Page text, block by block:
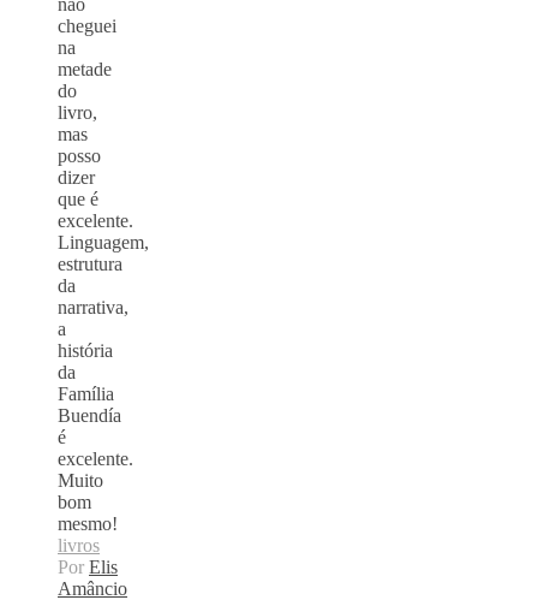
cheguei
na
metade
do
livro,
mas
posso
dizer
que é
excelente.
Linguagem,
estrutura
da
narrativa,
a
história
da
Família
Buendía
é
excelente.
Muito
bom
mesmo!
livros
Por Elis
Amâncio